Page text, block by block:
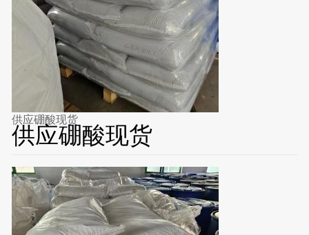
供应硼酸现货
供应硼酸现货